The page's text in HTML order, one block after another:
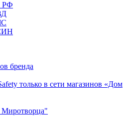
РФ
бренда
только в сети магазинов «Дом
Миротворца"